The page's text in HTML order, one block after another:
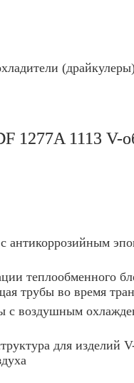
1277A 1113 V-
антикоррозийным
теплообменного
трубы во время
с воздушным
для